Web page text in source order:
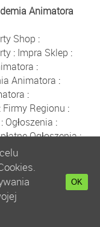
Animatora
Shop :
: Impra Sklep :
:
Animatora :
:
: Firmy Regionu :
Ogłoszenia :
Ogłoszenia:
:
sklep animatora
:
:Rumia
OK